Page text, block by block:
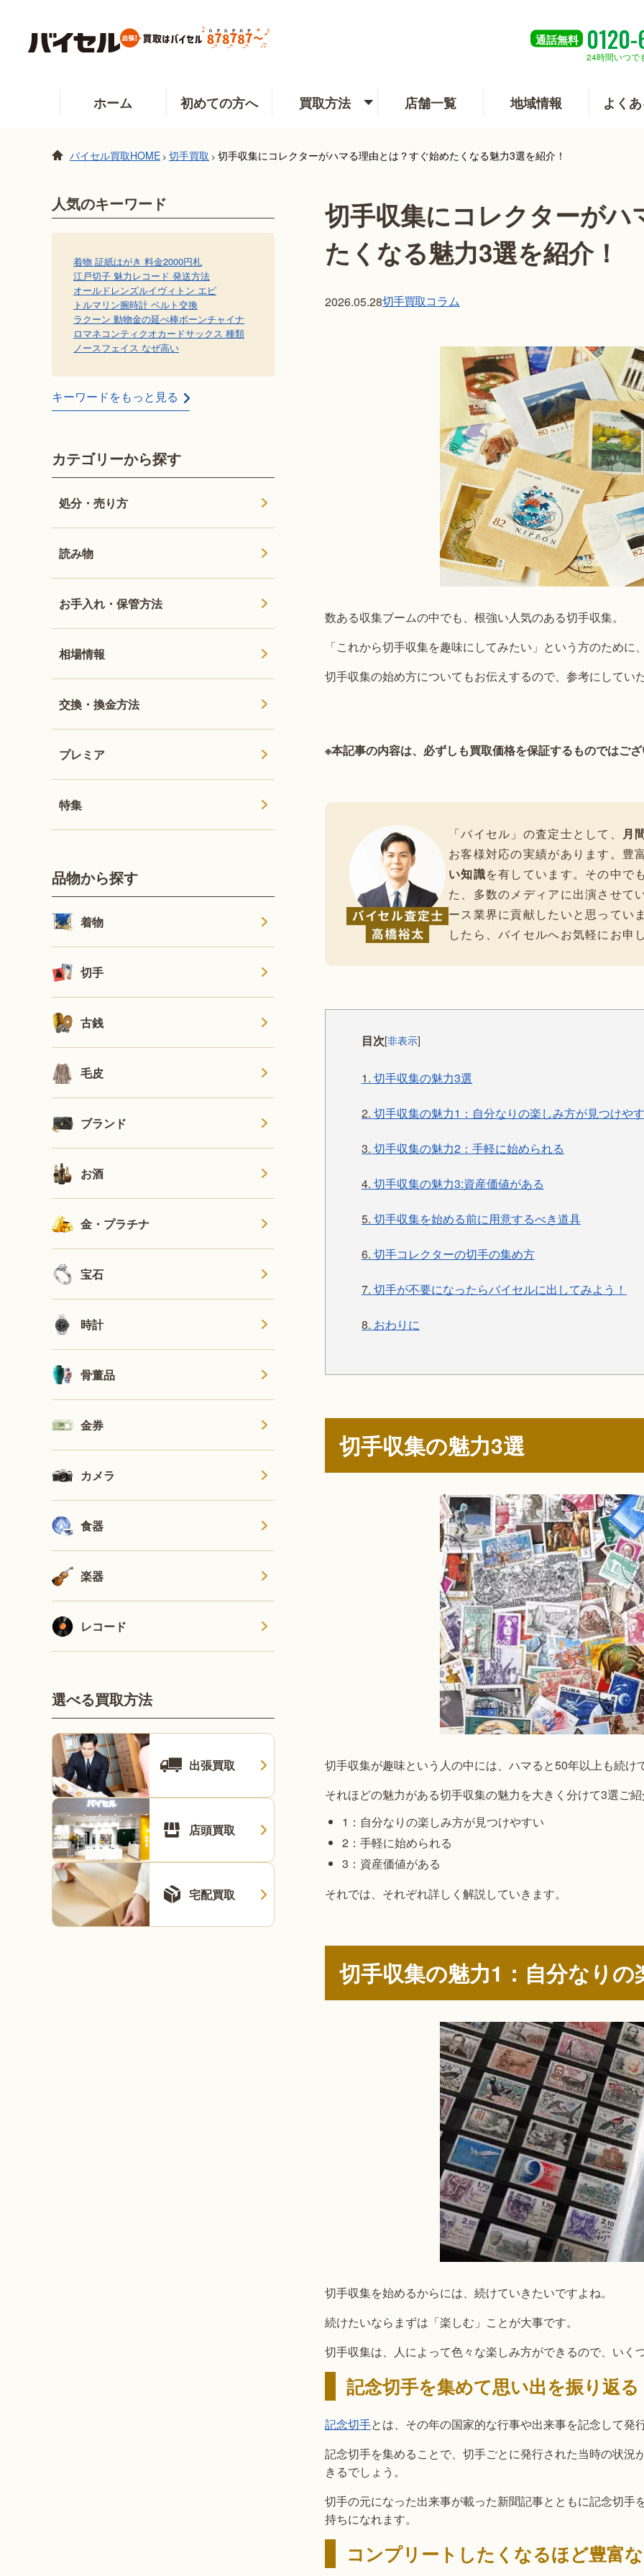
通話無料 0120-
24時間いつで
ホーム 初めての方へ 買取方法 店舗一覧 地域情報 よく
バイセル買取HOME > 切手買取 > 切手収集にコレクターがハマる理由とは？すぐ始めたくなる魅力3選を紹介！
切手収集にコレクターが
たくなる魅力3選を紹介！
2026.05.28切手買取コラム
数ある収集ブームの中でも、根強い人気のある切手収集。
「これから切手収集を趣味にしてみたい」という方のため
切手収集の始め方についてもお伝えするので、参考にしてい
※本記事の内容は、必ずしも買取価格を保証するものではご
「バイセル」の査定士として、 月
お客様対応の実績があります。豊
い知識を有しています。その中で
た、多数のメディアに出演させて
ース業界に貢献したいと思ってい
したら、バイセルへお気軽にお申
目次[非表示]
1. 切手収集の魅力3選
2. 切手収集の魅力1：自分なりの楽しみ方が見つけや
3. 切手収集の魅力2：手軽に始められる
4. 切手収集の魅力3:資産価値がある
5. 切手収集を始める前に用意するべき道具
6. 切手コレクターの切手の集め方
7. 切手が不要になったらバイセルに出してみよう！
8. おわりに
切手収集の魅力3選
切手収集が趣味という人の中には、ハマると50年以上も続け
それほどの魅力がある切手収集の魅力を大きく分けて3選ご
1：自分なりの楽しみ方が見つけやすい
2：手軽に始められる
3：資産価値がある
それでは、それぞれ詳しく解説していきます。
切手収集の魅力1：自分なり
切手収集を始めるからには、続けていきたいですよね。
続けたいならまずは「楽しむ」ことが大事です。
切手収集は、人によって色々な楽しみ方ができるので、いく
記念切手を集めて思い出を振り返る
記念切手とは、その年の国家的な行事や出来事を記念して発
記念切手を集めることで、切手ごとに発行された当時の状
きるでしょう。
切手の元になった出来事が載った新聞記事とともに記念切
持ちになれます。
コンプリートしたくなるほど豊富
人気のキーワード
着物 証紙はがき 料金2000円札
江戸切子 魅力 レコード 発送方法
オールドレンズルイヴィトン エピ
トルマリン腕時計 ベルト交換
ラクーン 動物金の延べ棒ボーンチャイナ
ロマネコンティクオカードサックス 種類
ノースフェイス なぜ高い
キーワードをもっと見る
カテゴリーから探す
処分・売り方
読み物
お手入れ・保管方法
相場情報
交換・換金方法
プレミア
特集
品物から探す
着物
切手
古銭
毛皮
ブランド
お酒
金・プラチナ
宝石
時計
骨董品
金券
カメラ
食器
楽器
レコード
選べる買取方法
出張買取
店頭買取
宅配買取